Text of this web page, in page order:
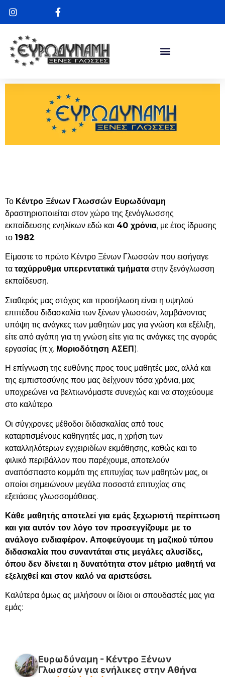
Το Κέντρο Ξένων Γλωσσών Ευρωδύναμη
δραστηριοποιείται στον χώρο της ξενόγλωσσης
εκπαίδευσης ενηλίκων εδώ και 40 χρόνια, με έτος ίδρυσης
το 1982.
Είμαστε το πρώτο Κέντρο Ξένων Γλωσσών που εισήγαγε
τα ταχύρρυθμα υπερεντατικά τμήματα στην ξενόγλωσση
εκπαίδευση.
Σταθερός μας στόχος και προσήλωση είναι η υψηλού
επιπέδου διδασκαλία των ξένων γλωσσών, λαμβάνοντας
υπόψη τις ανάγκες των μαθητών μας για γνώση και εξέλιξη,
είτε από αγάπη για τη γνώση είτε για τις ανάγκες της αγοράς
εργασίας (π.χ. Μοριοδότηση ΑΣΕΠ).
Η επίγνωση της ευθύνης προς τους μαθητές μας, αλλά και
της εμπιστοσύνης που μας δείχνουν τόσα χρόνια, μας
υποχρεώνει να βελτιωνόμαστε συνεχώς και να στοχεύουμε
στο καλύτερο.
Οι σύγχρονες μέθοδοι διδασκαλίας από τους
καταρτισμένους καθηγητές μας, η χρήση των
καταλληλότερων εγχειριδίων εκμάθησης, καθώς και το
φιλικό περιβάλλον που παρέχουμε, αποτελούν
αναπόσπαστο κομμάτι της επιτυχίας των μαθητών μας, οι
οποίοι σημειώνουν μεγάλα ποσοστά επιτυχίας στις
εξετάσεις γλωσσομάθειας.
Κάθε μαθητής αποτελεί για εμάς ξεχωριστή περίπτωση
και για αυτόν τον λόγο τον προσεγγίζουμε με το
ανάλογο ενδιαφέρον. Αποφεύγουμε τη μαζικού τύπου
διδασκαλία που συναντάται στις μεγάλες αλυσίδες,
όπου δεν δίνεται η δυνατότητα στον μέτριο μαθητή να
εξελιχθεί και στον καλό να αριστεύσει.
Καλύτερα όμως ας μιλήσουν οι ίδιοι οι σπουδαστές μας για
εμάς:
Ευρωδύναμη - Κέντρο Ξένων
Γλωσσών για ενήλικες στην Αθήνα